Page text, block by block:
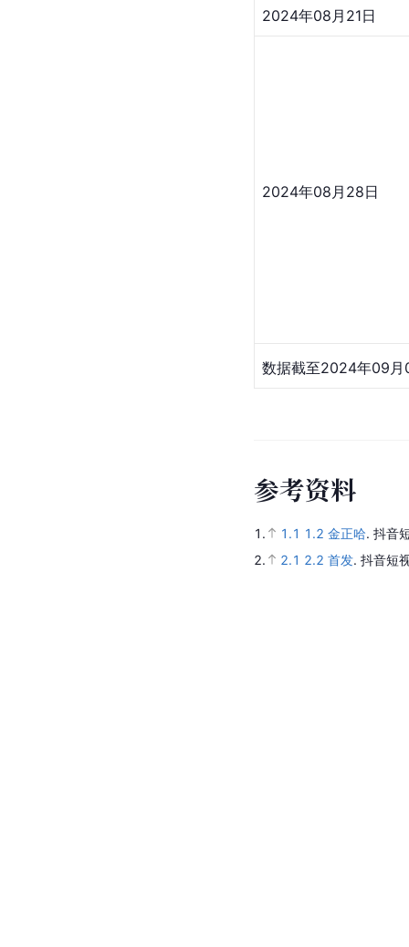
2024年08月21日
2024年08月28日
数据截至2024年09月
参考资料
1. 1.1 1.2 金正哈. 抖音
2.
2.1 2.2 首发. 抖音短